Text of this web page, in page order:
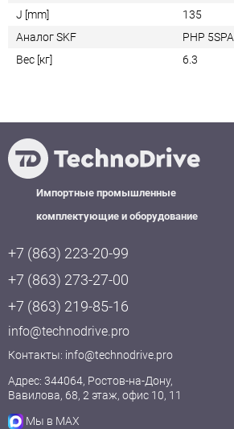
J [mm]
135
Аналог SKF
PHP
Вес [кг]
6.3
Импортные промышленные
комплектующие и оборудование
+7 (863) 223-20-99
+7 (863) 273-27-00
+7 (863) 219-85-16
info@technodrive.pro
Контакты: info@technodrive.pro
Адрес: 344064, Ростов-на-Дону,
Вавилова, 68, 2 этаж, офис 10, 11
Мы в MAX